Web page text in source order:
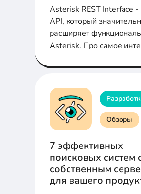
Asterisk REST Interface
API, который
расширяет
Asterisk. Про самое
Обзоры
7 эффективных
поисковых систем
собственным
для вашего